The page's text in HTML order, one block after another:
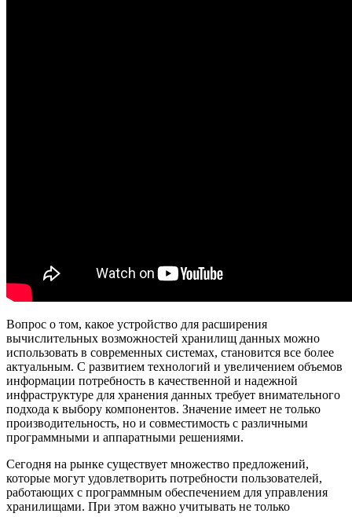
Вопрос о том, какое устройство для расширения
вычислительных возможностей хранилищ данных можно
использовать в современных системах, становится все более
актуальным. С развитием технологий и увеличением объемов
информации потребность в качественной и надежной
инфраструктуре для хранения данных требует внимательного
подхода к выбору компонентов. Значение имеет не только
производительность, но и совместимость с различными
программными и аппаратными решениями.
Сегодня на рынке существует множество предложений,
которые могут удовлетворить потребности пользователей,
работающих с программным обеспечением для управления
хранилищами. При этом важно учитывать не только